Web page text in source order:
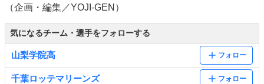
（企画・編集／YOJI-GEN）
気になるチーム・選手をフォローする
山梨学院高 フォロー
千葉ロッテマリーンズ フォロー